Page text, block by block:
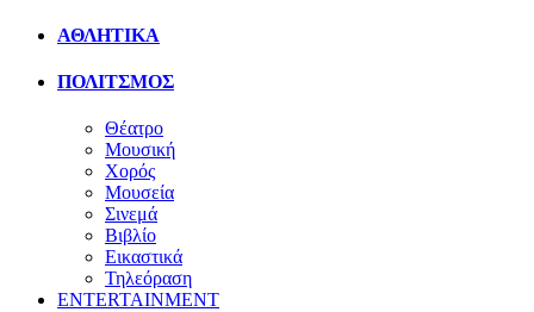
ΑΘΛΗΤΙΚΑ
ΠΟΛΙΤΣΜΟΣ
Θέατρο
Μουσική
Χορός
Μουσεία
Σινεμά
Βιβλίο
Εικαστικά
Τηλεόραση
ENTERTAINMENT